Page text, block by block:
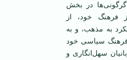
در بخش
فرهنگ خود، از
به مذهب، و به
فرهنگ سیاسی خود
سهل‌انگاری و